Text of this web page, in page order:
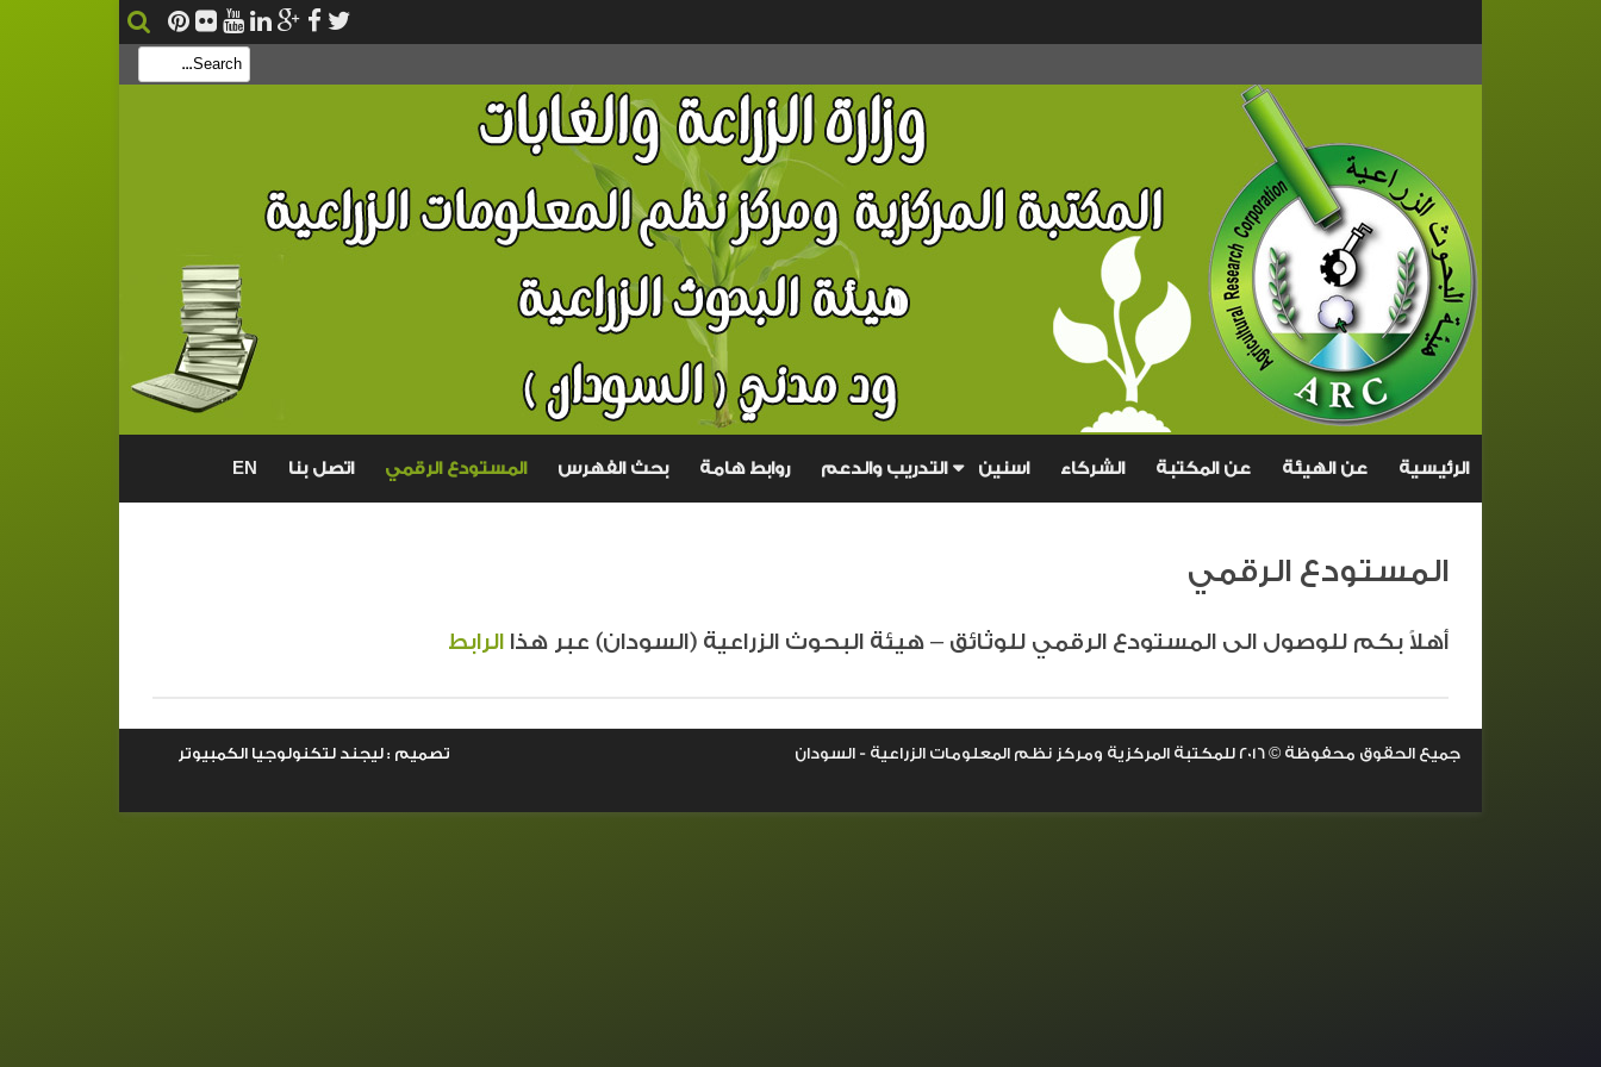
بحث
هذا
المحتوى
الرئيسية عن الهيئة عن المكتبة الشركاء اسنين التدريب والدعم روابط هامة بحث الفهرس المستودع الرقمي اتصل بنا EN
المستودع الرقمي
أهلاً بكم للوصول الى المستودع الرقمي للوثائق – هيئة البحوث الزراعية (السودان) عبر هذا الرابط
جميع الحقوق محفوظة © 2016 للمكتبة المركزية ومركز نظم المعلومات الزراعية - السودان تصميم : ليجند لتكنولوجيا الكمبيوتر